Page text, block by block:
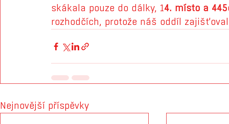
skákala pouze do dálky, 14. místo a
rozhodčích, protože náš oddíl
Nejnovější příspěvky